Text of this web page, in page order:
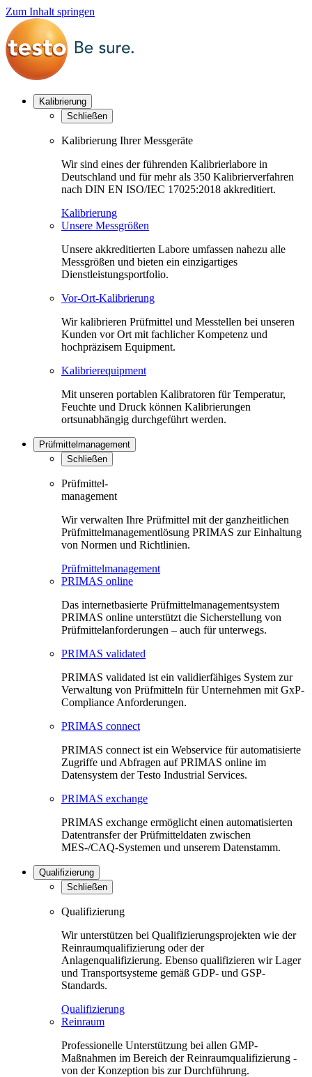
Zum Inhalt springen
Kalibrierung
Schließen
Kalibrierung Ihrer Messgeräte
Wir sind eines der führenden Kalibrierlabore in
Deutschland und für mehr als 350 Kalibrierverfahren
nach DIN EN ISO/IEC 17025:2018 akkreditiert.
Kalibrierung
Unsere Messgrößen
Unsere akkreditierten Labore umfassen nahezu alle
Messgrößen und bieten ein einzigartiges
Dienstleistungsportfolio.
Vor-Ort-Kalibrierung
Wir kalibrieren Prüfmittel und Messtellen bei unseren
Kunden vor Ort mit fachlicher Kompetenz und
hochpräzisem Equipment.
Kalibrierequipment
Mit unseren portablen Kalibratoren für Temperatur,
Feuchte und Druck können Kalibrierungen
ortsunabhängig durchgeführt werden.
Prüfmittelmanagement
Schließen
Prüfmittel-
management
Wir verwalten Ihre Prüfmittel mit der ganzheitlichen
Prüfmittelmanagementlösung PRIMAS zur Einhaltung
von Normen und Richtlinien.
Prüfmittelmanagement
PRIMAS online
Das internetbasierte Prüfmittelmanagementsystem
PRIMAS online unterstützt die Sicherstellung von
Prüfmittelanforderungen – auch für unterwegs.
PRIMAS validated
PRIMAS validated ist ein validierfähiges System zur
Verwaltung von Prüfmitteln für Unternehmen mit GxP-
Compliance Anforderungen.
PRIMAS connect
PRIMAS connect ist ein Webservice für automatisierte
Zugriffe und Abfragen auf PRIMAS online im
Datensystem der Testo Industrial Services.
PRIMAS exchange
PRIMAS exchange ermöglicht einen automatisierten
Datentransfer der Prüfmitteldaten zwischen
MES-/CAQ-Systemen und unserem Datenstamm.
Qualifizierung
Schließen
Qualifizierung
Wir unterstützen bei Qualifizierungsprojekten wie der
Reinraumqualifizierung oder der
Anlagenqualifizierung. Ebenso qualifizieren wir Lager
und Transportsysteme gemäß GDP- und GSP-
Standards.
Qualifizierung
Reinraum
Professionelle Unterstützung bei allen GMP-
Maßnahmen im Bereich der Reinraumqualifizierung -
von der Konzeption bis zur Durchführung.